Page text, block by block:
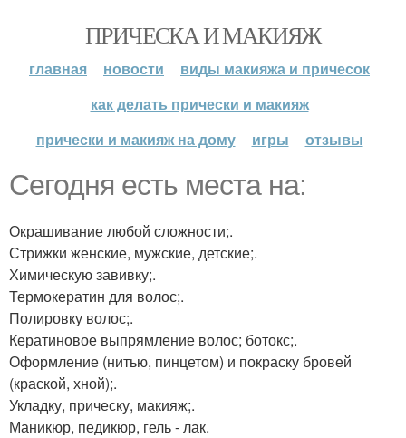
ПРИЧЕСКА И МАКИЯЖ
главная новости
виды макияжа и причесок
как делать прически и макияж
прически и макияж на дому
игры отзывы
Сегодня есть места на:
Окрашивание любой сложности;.
Стрижки женские, мужские, детские;.
Химическую завивку;.
Термокератин для волос;.
Полировку волос;.
Кератиновое выпрямление волос; ботокс;.
Оформление (нитью, пинцетом) и покраску бровей
(краской, хной);.
Укладку, прическу, макияж;.
Маникюр, педикюр, гель - лак.